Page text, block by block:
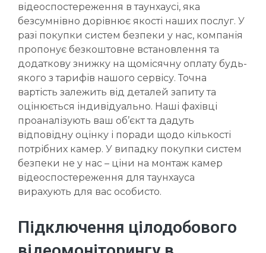
відеоспостереження в таунхаусі, яка
безсумнівно дорівнює якості наших послуг. У
pазі покупки систем безпеки у нас, компанія
пропонує безкоштовне встановлення та
додаткову знижку на щомісячну оплату будь-
якого з тарифів нашого сервісу. Точна
вартість залежить від деталей запиту та
оцінюється індивідуально. Наші фахівці
проаналізують ваш об’єкт та дадуть
відповідну оцінку і поради щодо кількості
потрібних камер. У випадку покупки систем
безпеки не у нас – ціни на монтаж камер
відеоспостереження для таунхауса
вирахують для вас особисто.
Підключення цілодобового